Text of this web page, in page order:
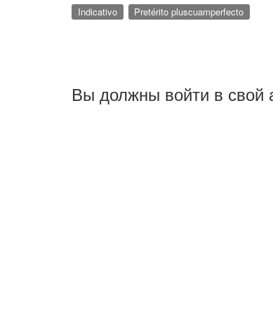
Indicativo Pretérito pluscuamperfecto
Вы должны войти в свой